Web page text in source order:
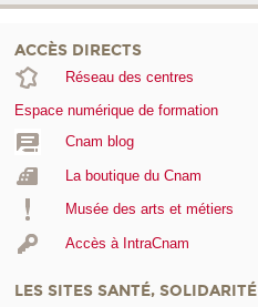
ACCÈS DIRECTS
Réseau des centres
Espace numérique de formation
Cnam blog
La boutique du Cnam
Musée des arts et métiers
Accès à IntraCnam
LES SITES SANTÉ, SOLIDARITÉ